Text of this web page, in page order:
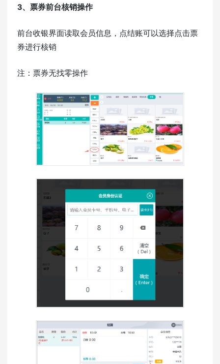
3、票券前台核销操作
前台收银界面读取会员信息，点结账可以选择点击票
券进行核销
注：票券无找零操作